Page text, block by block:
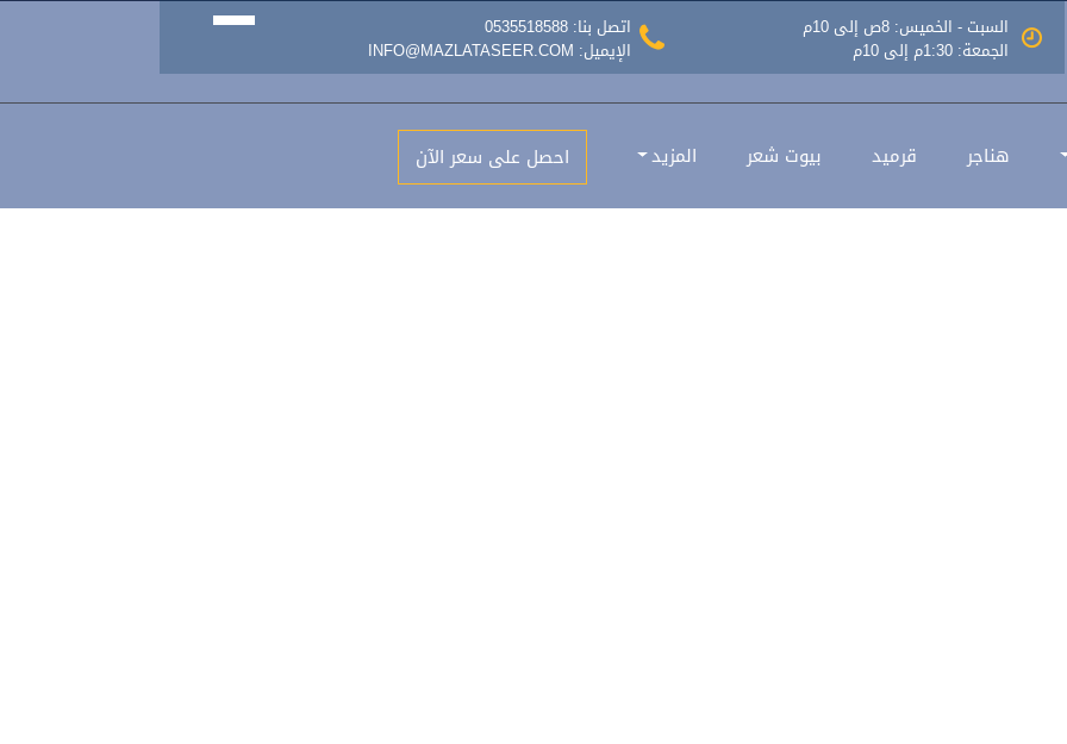
السبت - الخميس: 8ص إلى 10م
الجمعة: 1:30م إلى 10م
اتصل بنا: 0535518588
الإيميل: INFO@MAZLATASEER.COM
هناجر قرميد بيوت شعر المزيد احصل على سعر الآن
الاسعار واجود الخامات الرياض